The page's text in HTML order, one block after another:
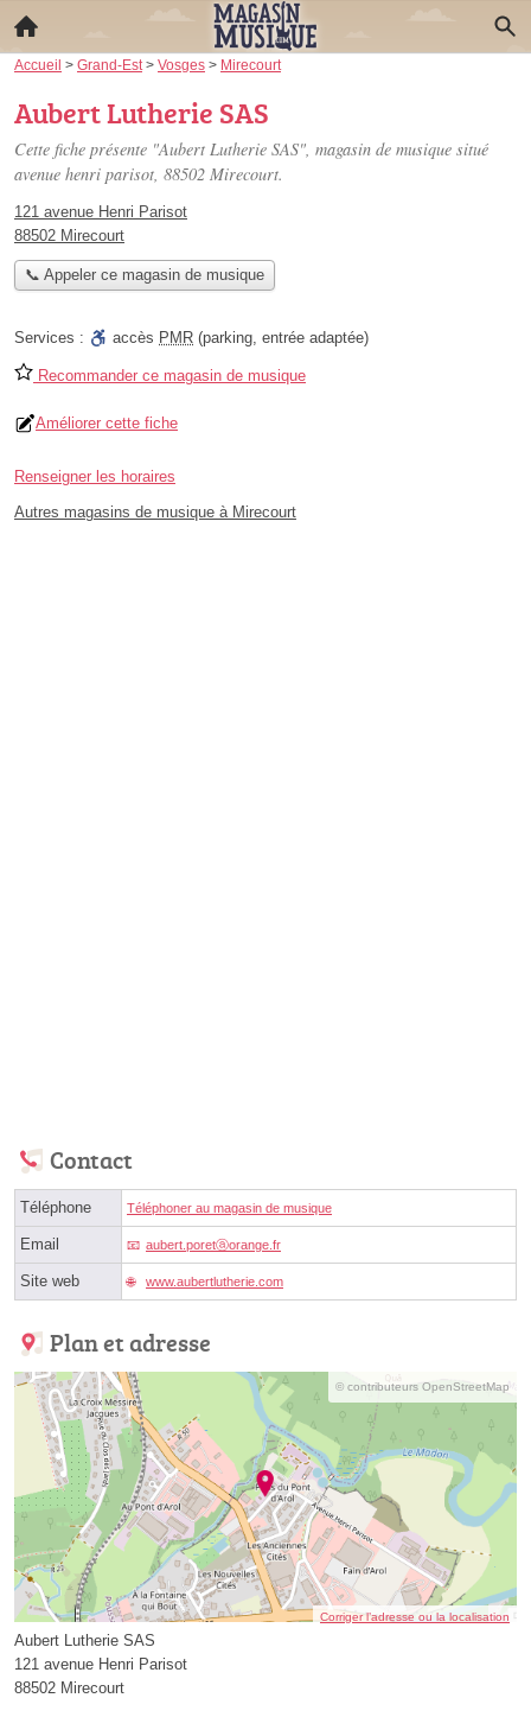
Accueil > Grand-Est > Vosges > Mirecourt
Aubert Lutherie SAS
Cette fiche présente "Aubert Lutherie SAS", magasin de musique situé
avenue henri parisot, 88502 Mirecourt.
121 avenue Henri Parisot
88502 Mirecourt
📞 Appeler ce magasin de musique
Services : accès PMR (parking, entrée adaptée)
Recommander ce magasin de musique
Améliorer cette fiche
Renseigner les horaires
Autres magasins de musique à Mirecourt
Contact
Téléphone Téléphoner au magasin de musique
Email aubert.poretⓐorange.fr
Site web www.aubertlutherie.com
Plan et adresse
© contributeurs OpenStreetMap
Corriger l’adresse ou la localisation
Aubert Lutherie SAS
121 avenue Henri Parisot
88502 Mirecourt